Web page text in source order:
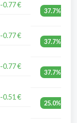
-0.77 €
37.7%
-0.77 €
37.7%
-0.77 €
37.7%
-0.51 €
25.0%